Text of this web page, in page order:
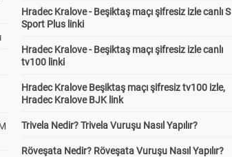
Hradec Kralove - Beşiktaş maçı şifresiz izle canlı S
Sport Plus linki
Hradec Kralove - Beşiktaş maçı şifresiz izle canlı
tv100 linki
Hradec Kralove Beşiktaş maçı şifresiz tv100 izle,
Hradec Kralove BJK link
Trivela Nedir? Trivela Vuruşu Nasıl Yapılır?
Röveşata Nedir? Röveşata Vuruşu Nasıl Yapılır?